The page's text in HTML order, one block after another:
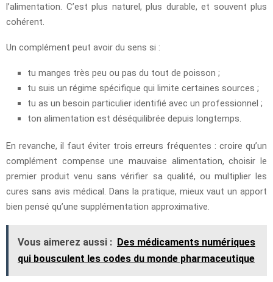
l’alimentation. C’est plus naturel, plus durable, et souvent plus
cohérent.
Un complément peut avoir du sens si :
tu manges très peu ou pas du tout de poisson ;
tu suis un régime spécifique qui limite certaines sources ;
tu as un besoin particulier identifié avec un professionnel ;
ton alimentation est déséquilibrée depuis longtemps.
En revanche, il faut éviter trois erreurs fréquentes : croire qu’un
complément compense une mauvaise alimentation, choisir le
premier produit venu sans vérifier sa qualité, ou multiplier les
cures sans avis médical. Dans la pratique, mieux vaut un apport
bien pensé qu’une supplémentation approximative.
Vous aimerez aussi : Des médicaments numériques
qui bousculent les codes du monde pharmaceutique